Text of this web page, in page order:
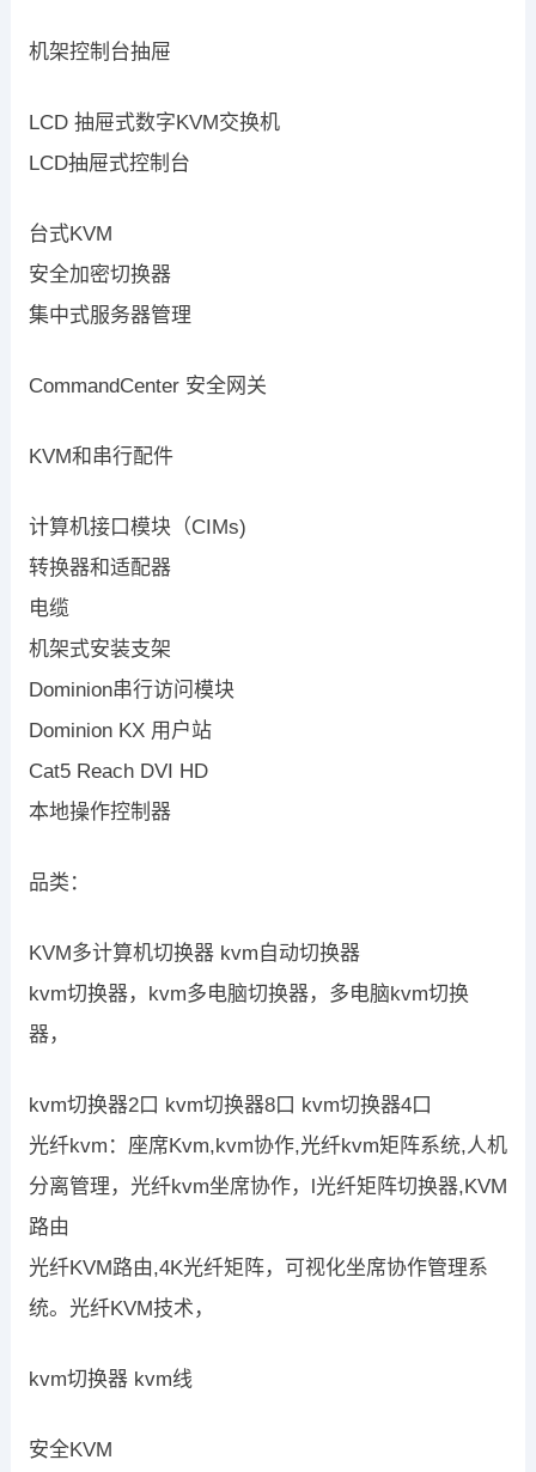
机架控制台抽屉
LCD 抽屉式数字KVM交换机
LCD抽屉式控制台
台式KVM
安全加密切换器
集中式服务器管理
CommandCenter 安全网关
KVM和串行配件
计算机接口模块（CIMs)
转换器和适配器
电缆
机架式安装支架
Dominion串行访问模块
Dominion KX 用户站
Cat5 Reach DVI HD
本地操作控制器
品类：
KVM多计算机切换器 kvm自动切换器
kvm切换器，kvm多电脑切换器，多电脑kvm切换
器，
kvm切换器2口 kvm切换器8口 kvm切换器4口
光纤kvm：座席Kvm,kvm协作,光纤kvm矩阵系统,人机
分离管理，光纤kvm坐席协作，l光纤矩阵切换器,KVM
路由
光纤KVM路由,4K光纤矩阵，可视化坐席协作管理系
统。光纤KVM技术，
kvm切换器 kvm线
安全KVM